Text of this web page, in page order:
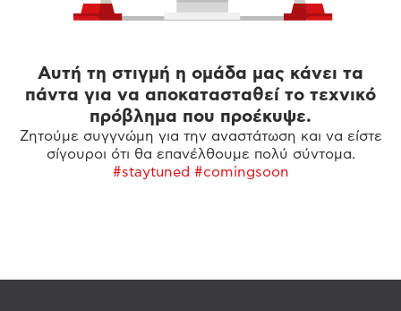
Αυτή τη στιγμή η ομάδα μας κάνει τα
πάντα για να αποκατασταθεί το τεχνικό
πρόβλημα που προέκυψε.
Ζητούμε συγγνώμη για την αναστάτωση και να είστε
σίγουροι ότι θα επανέλθουμε πολύ σύντομα.
#staytuned #comingsoon